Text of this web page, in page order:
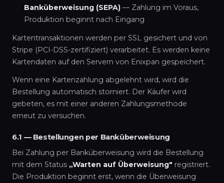
Banküberweisung (SEPA) — Zahlung im Voraus,
Produktion beginnt nach Eingang
Kartentransaktionen werden per SSL gesichert und von
Stripe (PCI-DSS-zertifiziert) verarbeitet. Es werden keine
Kartendaten auf den Servern von Enixpan gespeichert.
Wenn eine Kartenzahlung abgelehnt wird, wird die
Bestellung automatisch storniert. Der Käufer wird
gebeten, es mit einer anderen Zahlungsmethode
erneut zu versuchen.
6.1 — Bestellungen per Banküberweisung
Bei Zahlung per Banküberweisung wird die Bestellung
mit dem Status „Warten auf Überweisung" registriert.
Die Produktion beginnt erst, wenn die Überweisung